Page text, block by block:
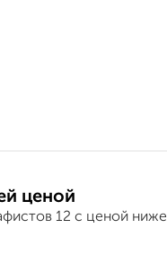
ценой
12 с ценой ниже